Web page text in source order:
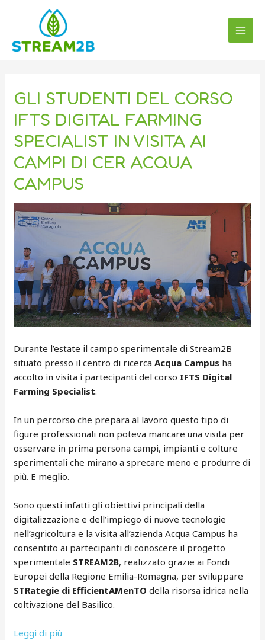
contenuto
GLI STUDENTI DEL CORSO
IFTS DIGITAL FARMING
SPECIALIST IN VISITA AI
CAMPI DI CER ACQUA
CAMPUS
Durante l’estate il campo sperimentale di Stream2B
situato presso il centro di ricercaAcqua Campus ha
accolto in visita i partecipanti del corso IFTS Digital
Farming Specialist.
In un percorso che prepara al lavoro questo tipo di
figure professionali non poteva mancare una visita per
osservare in prima persona campi, impianti e colture
sperimentali che mirano a sprecare meno e produrre di
più. E meglio.
Sono questi infatti gli obiettivi principali della
digitalizzazione e dell’impiego di nuove tecnologie
nell’agricoltura e la visita all’azienda Acqua Campus ha
consentito ai partecipanti di conoscere il progetto
sperimentale STREAM2B, realizzato grazie ai Fondi
Europei della Regione Emilia-Romagna, per sviluppare
STRategie di EfficientAMenTO della risorsa idrica nella
coltivazione del Basilico.
Leggi di più
Navigazione